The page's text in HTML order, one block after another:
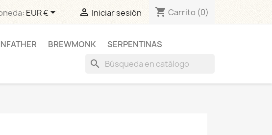
EUR €  Iniciar sesión shopping_cart Carrito (0)
BREWMONK SERPENTINAS
search